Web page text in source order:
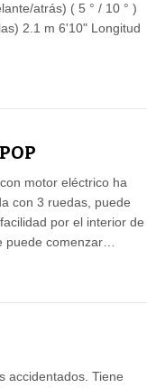
atrás) ( 5 ° / 10 ° )
2.1 m 6'10" Longitud
motor eléctrico ha
con 3 ruedas, puede
por el interior de
puede comenzar…
accidentados. Tiene